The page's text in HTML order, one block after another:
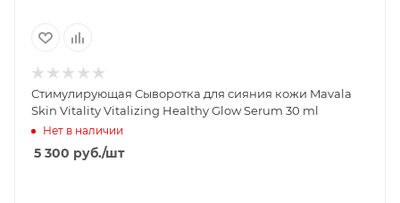
Стимулирующая Сыворотка для сияния кожи Mavala
Skin Vitality Vitalizing Healthy Glow Serum 30 ml
Нет в наличии
5 300 руб./шт